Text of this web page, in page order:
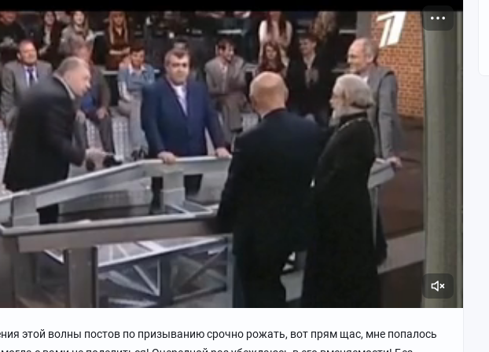
этой волны постов по призыванию срочно рожать, вот прям щас, мне попалось